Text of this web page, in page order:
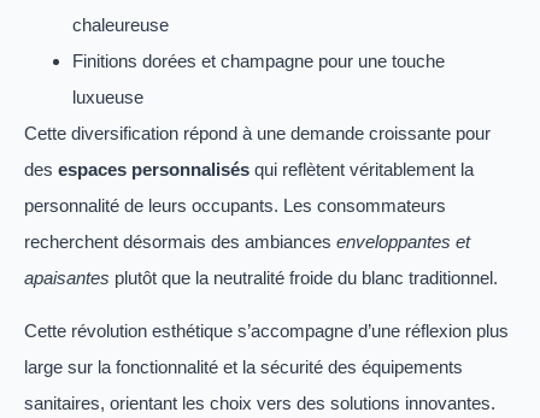
chaleureuse
Finitions dorées et champagne pour une touche
luxueuse
Cette diversification répond à une demande croissante pour
des espaces personnalisés qui reflètent véritablement la
personnalité de leurs occupants. Les consommateurs
recherchent désormais des ambiances enveloppantes et
apaisantes plutôt que la neutralité froide du blanc traditionnel.
Cette révolution esthétique s’accompagne d’une réflexion plus
large sur la fonctionnalité et la sécurité des équipements
sanitaires, orientant les choix vers des solutions innovantes.